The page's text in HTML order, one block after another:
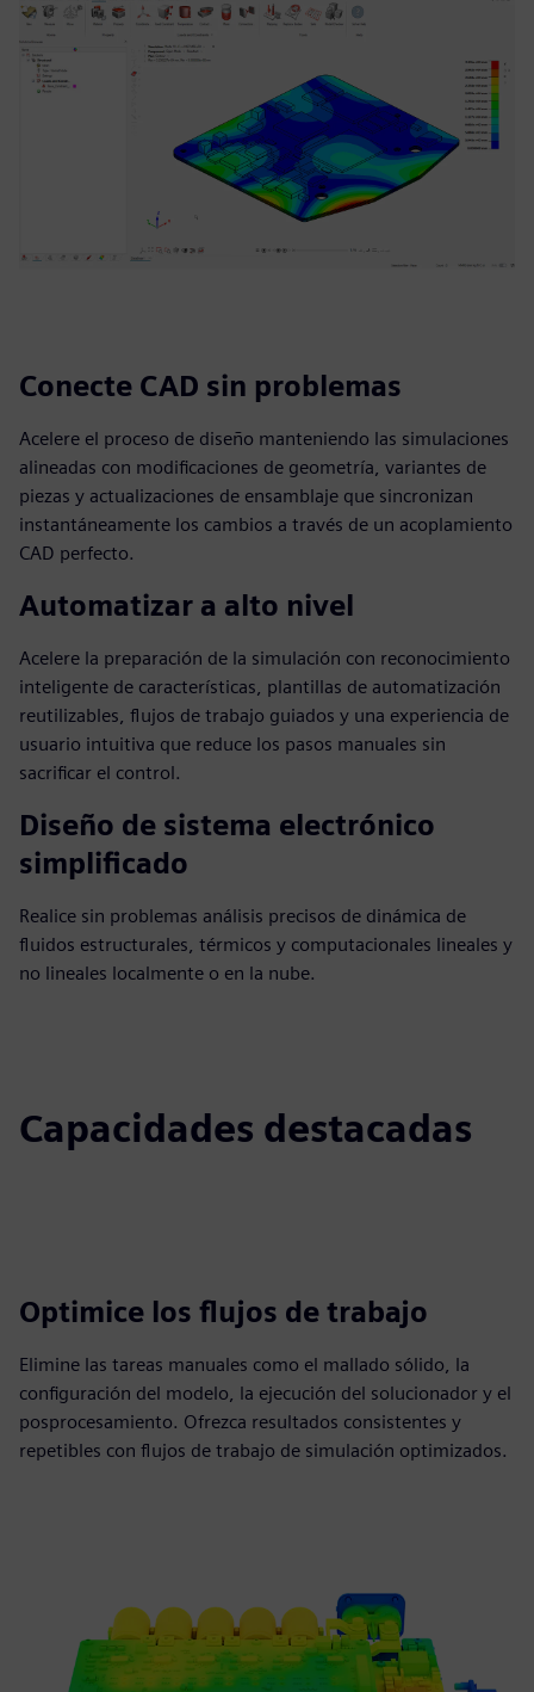
Conecte CAD sin problemas
Acelere el proceso de diseño manteniendo las simulaciones
alineadas con modificaciones de geometría, variantes de
piezas y actualizaciones de ensamblaje que sincronizan
instantáneamente los cambios a través de un acoplamiento
CAD perfecto.
Automatizar a alto nivel
Acelere la preparación de la simulación con reconocimiento
inteligente de características, plantillas de automatización
reutilizables, flujos de trabajo guiados y una experiencia de
usuario intuitiva que reduce los pasos manuales sin
sacrificar el control.
Diseño de sistema electrónico
simplificado
Realice sin problemas análisis precisos de dinámica de
fluidos estructurales, térmicos y computacionales lineales y
no lineales localmente o en la nube.
Capacidades destacadas
Optimice los flujos de trabajo
Elimine las tareas manuales como el mallado sólido, la
configuración del modelo, la ejecución del solucionador y el
posprocesamiento. Ofrezca resultados consistentes y
repetibles con flujos de trabajo de simulación optimizados.